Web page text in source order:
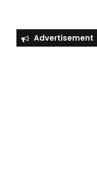
Advertisement